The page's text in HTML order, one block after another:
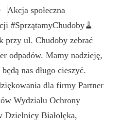
Akcja społeczna
#SprzątamyChudoby🧹
przy ul. Chudoby zebrać
odpadów. Mamy nadzieję,
nas długo cieszyć.
dla firmy Partner
Wydziału Ochrony
Dzielnicy Białołęka,